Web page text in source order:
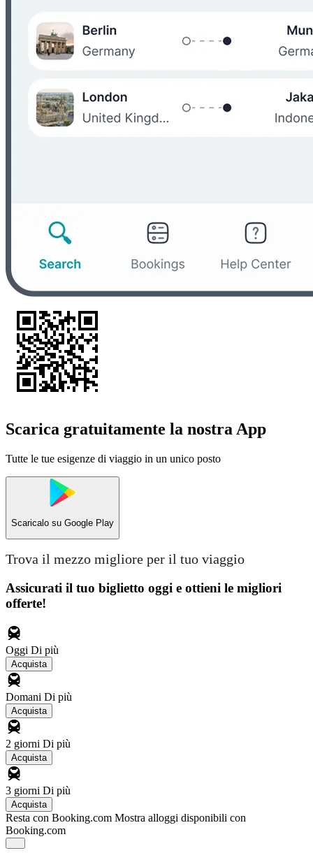
Scarica gratuitamente la nostra App
Tutte le tue esigenze di viaggio in un unico posto
Scaricalo su Google Play
Trova il mezzo migliore per il tuo viaggio
Assicurati il ​​tuo biglietto oggi e ottieni le migliori
offerte!
Oggi Di più
Acquista
Domani Di più
Acquista
2 giorni Di più
Acquista
3 giorni Di più
Acquista
Resta con Booking.com Mostra alloggi disponibili con
Booking.com